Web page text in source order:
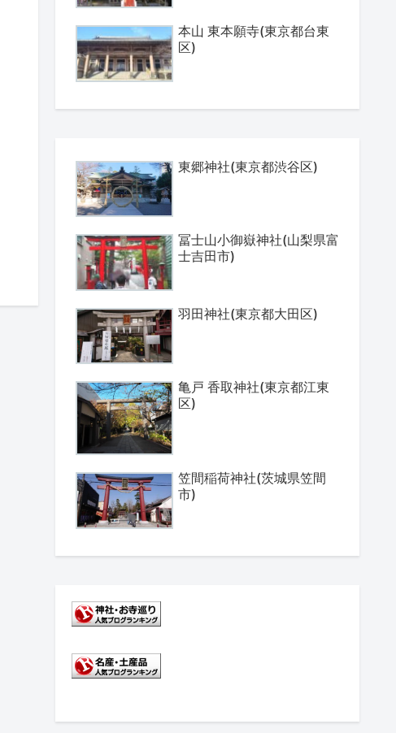
本山 東本願寺(東京都台東
区)
東郷神社(東京都渋谷区)
冨士山小御嶽神社(山梨県富
士吉田市)
羽田神社(東京都大田区)
亀戸 香取神社(東京都江東
区)
笠間稲荷神社(茨城県笠間
市)